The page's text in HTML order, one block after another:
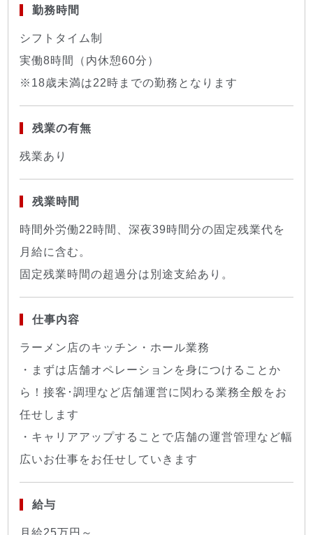
勤務時間
シフトタイム制
実働8時間（内休憩60分）
※18歳未満は22時までの勤務となります
残業の有無
残業あり
残業時間
時間外労働22時間、深夜39時間分の固定残業代を
月給に含む。
固定残業時間の超過分は別途支給あり。
仕事内容
ラーメン店のキッチン・ホール業務
・まずは店舗オペレーションを身につけることか
ら！接客･調理など店舗運営に関わる業務全般をお
任せします
・キャリアアップすることで店舗の運営管理など幅
広いお仕事をお任せしていきます
給与
月給25万円～